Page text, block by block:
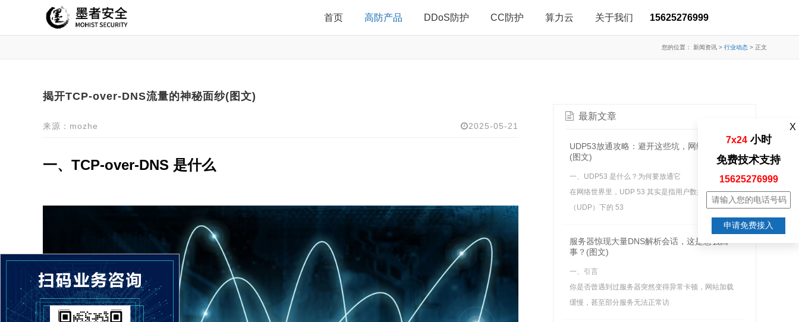
15625276999
首页 高防产品 DDoS防护 CC防护 算力云 关于我们
您的位置：新闻资讯 >行业动态 >正文
揭开TCP-over-DNS流量的神秘面纱(图文)
来源：mozhe 2025-05-21
一、TCP-over-DNS 是什么
最新文章
UDP53放通攻略：避开这些坑，网络畅通无阻
(图文)
一、UDP53 是什么？为何要放通它
在网络世界里，UDP 53 其实是指用户数据报协议
（UDP）下的 53
服务器惊现大量DNS解析会话，这是怎么回
事？(图文)
一、引言
你是否曾遇到过服务器突然变得异常卡顿，网站加载
缓慢，甚至部分服务无法正常访
X
7x24小时
免费技术支持
15625276999
申请免费接入